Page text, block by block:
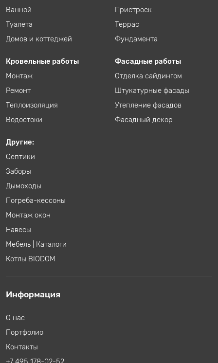
Ванной
Туалета
Домов и коттеджей
Пристроек
Террас
Фундамента
Кровельные работы
Монтаж
Ремонт
Теплоизоляция
Водостоки
Фасадные работы
Отделка сайдингом
Штукатурные фасады
Утепление фасадов
Фасадный декор
Другие:
Септики
Заборы
Дымоходы
Погреба-кессоны
Монтаж окон
Навесы
Мебель
Каталоги
Котлы BIODOM
Информация
О нас
Портфолио
Контакты